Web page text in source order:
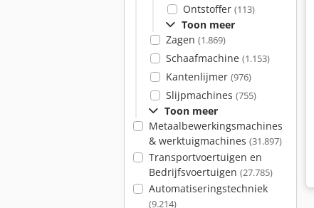
Ontstoffer (113)
Toon meer
Zagen (1.869)
Schaafmachine (1.153)
Kantenlijmer (976)
Slijpmachines (755)
Toon meer
Metaalbewerkingsmachines
& werktuigmachines (31.897)
Transportvoertuigen en
Bedrijfsvoertuigen (27.785)
Automatiseringstechniek
(9.214)